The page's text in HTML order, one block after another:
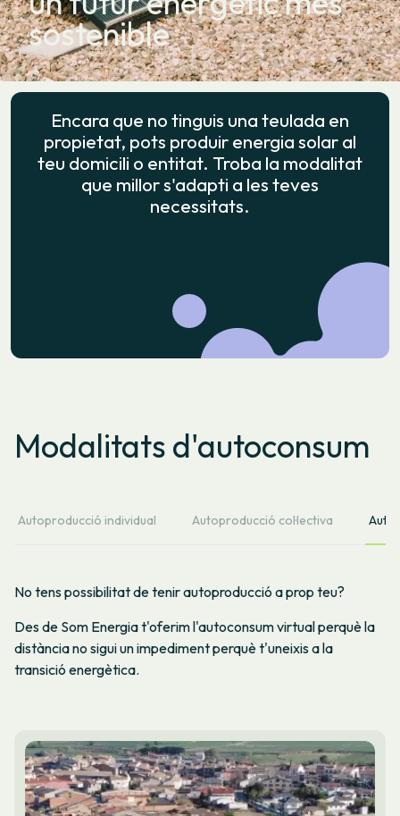
sostenible
Encara que no tinguis una teulada en
propietat, pots produir energia solar al
teu domicili o entitat. Troba la modalitat
que millor s'adapti a les teves
necessitats.
Modalitats d'autoconsum
Autoproducció individual Autoproducció col·lectiva
No tens possibilitat de tenir autoproducció a prop teu?
Des de Som Energia t'oferim l'autoconsum virtual perquè la
distància no sigui un impediment perquè t'uneixis a la
transició energètica.